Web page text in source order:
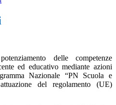
delle competenze
ed educativo mediante azioni
Nazionale “PN Scuola e
del regolamento (UE)